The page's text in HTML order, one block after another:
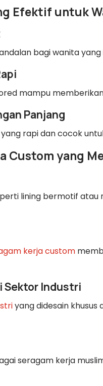
Efektif untuk
bagi wanita
mampu
Panjang
rapi dan cocok
Custom yang
lining bermotif
kerja custom
Sektor Industri
yang didesain
seragam kerja